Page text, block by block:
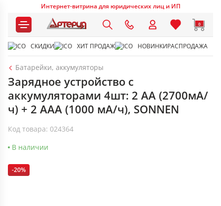
Интернет-витрина для юридических лиц и ИП
0
СКИДКИ ХИТ ПРОДАЖ НОВИНКИРАСПРОДАЖА
Батарейки, аккумуляторы
Зарядное устройство с
аккумуляторами 4шт: 2 АА (2700мА/
ч) + 2 ААА (1000 мА/ч), SONNEN
Код товара: 024364
В наличии
-20%